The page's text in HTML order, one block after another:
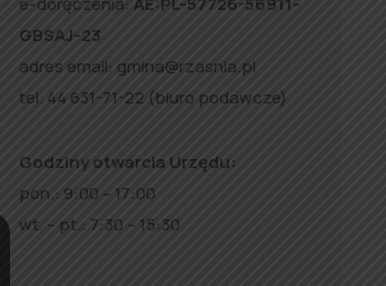
GBSAJ-23
adres email: gmina@rzasnia.pl
tel. 44 631-71-22 (biuro podawcze)
Godziny otwarcia Urzędu:
pon.: 9:00 – 17:00
wt. – pt.: 7:30 – 15:30